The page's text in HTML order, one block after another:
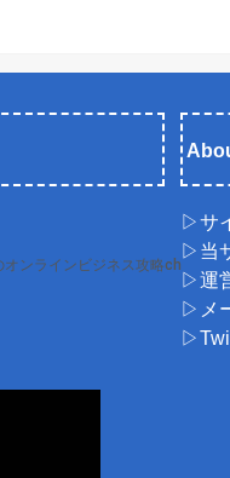
▷サ
▷当
▷運
▷メ